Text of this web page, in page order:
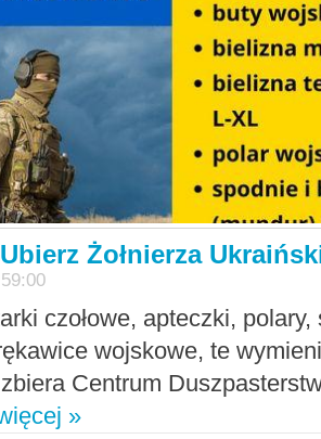
Żołnierza
czołowe, apteczki,
wojskowe, te
Centrum
»